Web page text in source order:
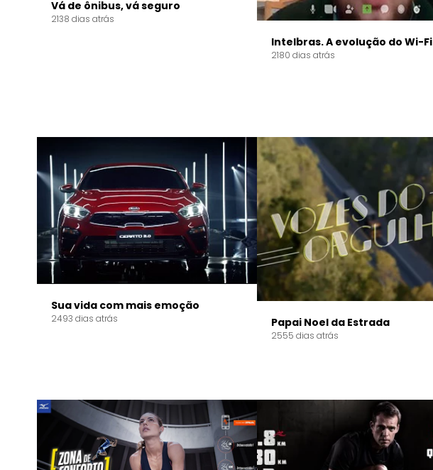
Vá de ônibus, vá seguro
2138 dias atrás
Intelbras. A evolução do Wi-Fi
2180 dias atrás
Sua vida com mais emoção
2493 dias atrás Papai Noel da Estrada
2555 dias atrás